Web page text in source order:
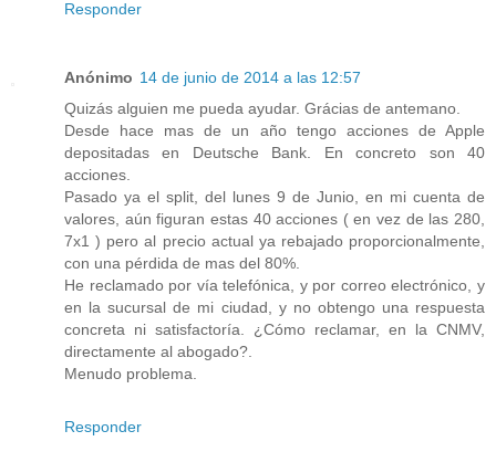
Responder
Anónimo 14 de junio de 2014 a las 12:57
Quizás alguien me pueda ayudar. Grácias de antemano.
Desde hace mas de un año tengo acciones de Apple
depositadas en Deutsche Bank. En concreto son 40
acciones.
Pasado ya el split, del lunes 9 de Junio, en mi cuenta de
valores, aún figuran estas 40 acciones ( en vez de las 280,
7x1 ) pero al precio actual ya rebajado proporcionalmente,
con una pérdida de mas del 80%.
He reclamado por vía telefónica, y por correo electrónico, y
en la sucursal de mi ciudad, y no obtengo una respuesta
concreta ni satisfactoría. ¿Cómo reclamar, en la CNMV,
directamente al abogado?.
Menudo problema.
Responder